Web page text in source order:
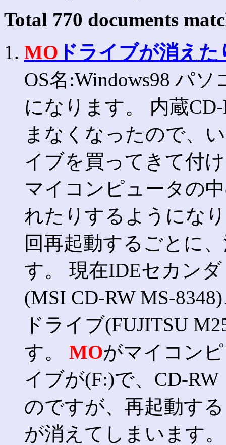
Total 770 documents
1. MO ドライブが消え
OS名:Windows98 パ
になります。 内蔵
まなくなったので、
イブを買ってきて付
マイコンピュータの
れたりするようにな
回再起動するごとに
す。 現在IDEセカン
(MSI CD-RW MS-
ドライブ(FUJITSU
す。 MOがマイコン
イブが(F:)で、CD-
のですが、再起動す
が消えてしまいます